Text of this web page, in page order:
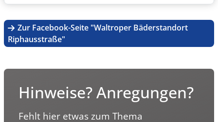
Zur Facebook-Seite "Waltroper Bäderstandort
Riphausstraße"
Hinweise? Anregungen?
Fehlt hier etwas zum Thema